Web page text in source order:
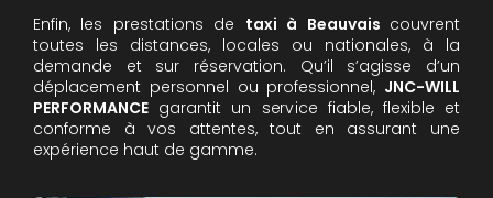
Enfin, les prestations de taxi à Beauvais couvrent
toutes les distances, locales ou nationales, à la
demande et sur réservation. Qu’il s’agisse d’un
déplacement personnel ou professionnel, JNC-WILL
PERFORMANCE garantit un service fiable, flexible et
conforme à vos attentes, tout en assurant une
expérience haut de gamme.